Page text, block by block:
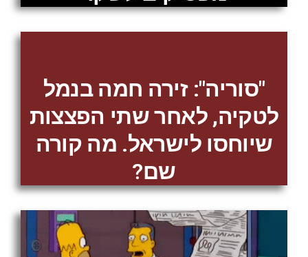
"סוריה": זירה חמה בנמל
לטקיה, לאחר שתי הפצצות
שיוחסו לישראל. מה קורה
שם?